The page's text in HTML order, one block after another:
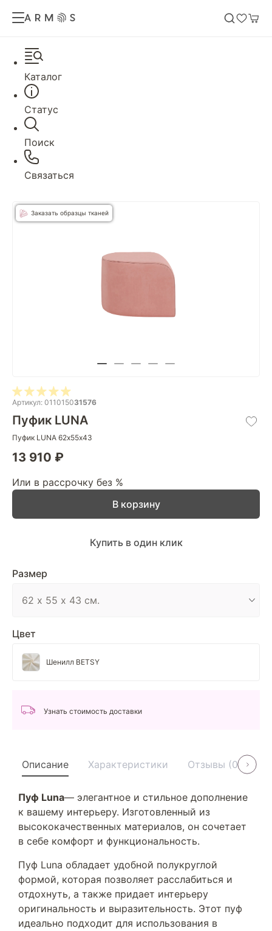
Каталог
Статус
Поиск
Связаться
Заказать образцы тканей
Артикул: 011015031576
Пуфик LUNA
Пуфик LUNA 62х55х43
13 910 ₽
Или в рассрочку без %
Размер
Цвет
Шенилл BETSY
В корзину
Купить в один клик
Узнать стоимость доставки
Описание Характеристики Отзывы (0)
Пуф Luna— элегантное и стильное дополнение
к вашему интерьеру. Изготовленный из
высококачественных материалов, он сочетает
в себе комфорт и функциональность.
Пуф Luna обладает удобной полукруглой
формой, которая позволяет расслабиться и
отдохнуть, а также придает интерьеру
оригинальность и выразительность. Этот пуф
идеально подходит для использования в